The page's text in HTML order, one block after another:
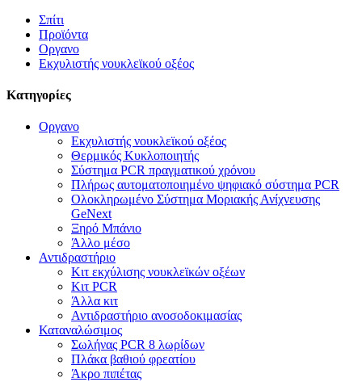
Σπίτι
Προϊόντα
Οργανο
Εκχυλιστής νουκλεϊκού οξέος
Κατηγορίες
Οργανο
Εκχυλιστής νουκλεϊκού οξέος
Θερμικός Κυκλοποιητής
Σύστημα PCR πραγματικού χρόνου
Πλήρως αυτοματοποιημένο ψηφιακό σύστημα PCR
Ολοκληρωμένο Σύστημα Μοριακής Ανίχνευσης
GeNext
Ξηρό Μπάνιο
Άλλο μέσο
Αντιδραστήριο
Κιτ εκχύλισης νουκλεϊκών οξέων
Κιτ PCR
Άλλα κιτ
Αντιδραστήριο ανοσοδοκιμασίας
Καταναλώσιμος
Σωλήνας PCR 8 λωρίδων
Πλάκα βαθιού φρεατίου
Άκρο πιπέτας